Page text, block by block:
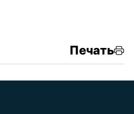
Печать